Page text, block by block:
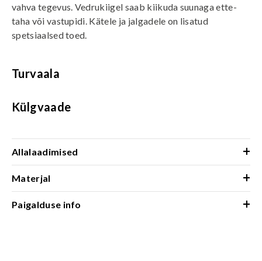
vahva tegevus. Vedrukiigel saab kiikuda suunaga ette-
taha või vastupidi. Kätele ja jalgadele on lisatud
spetsiaalsed toed.
Turvaala
Külgvaade
Allalaadimised +
Materjal +
Paigalduse info +